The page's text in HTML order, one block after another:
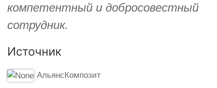
компетентный и добросовестный
сотрудник.
Источник
АльянсКомпозит